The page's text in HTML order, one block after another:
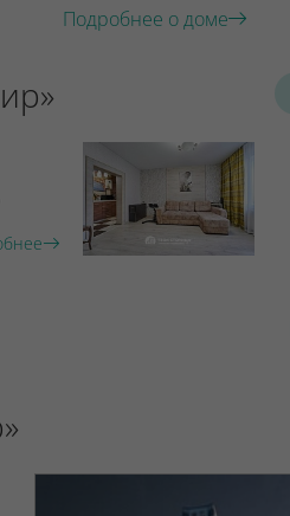
Подробнее о доме